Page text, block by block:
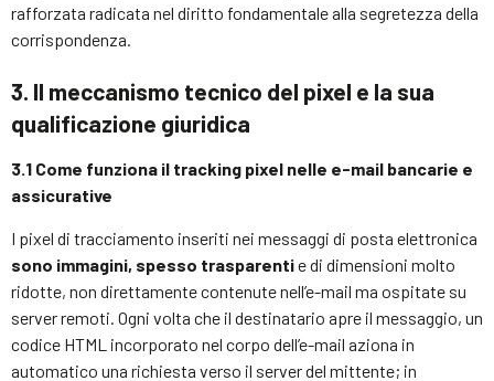
rafforzata radicata nel diritto fondamentale alla segretezza della
corrispondenza.
3. Il meccanismo tecnico del pixel e la sua
qualificazione giuridica
3.1 Come funziona il tracking pixel nelle e-mail bancarie e
assicurative
I pixel di tracciamento inseriti nei messaggi di posta elettronica
sono immagini, spesso trasparentie di dimensioni molto
ridotte, non direttamente contenute nell’e-mail ma ospitate su
server remoti. Ogni volta che il destinatario apre il messaggio, un
codice HTML incorporato nel corpo dell’e-mail aziona in
automatico una richiesta verso il server del mittente; in